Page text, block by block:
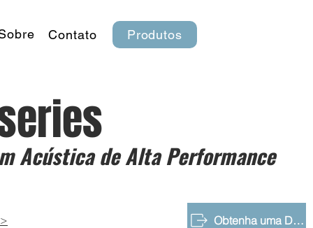
Contato Produtos
Obtenha uma Demonstração Gratuita
series
Acústica de Alta Performance